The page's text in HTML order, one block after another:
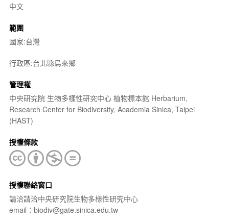
中文
範圍
國家:台灣
行政區:台北縣烏來鄉
管理權
中央研究院 生物多樣性研究中心 植物標本館 Herbarium,
Research Center for Biodiversity, Academia Sinica, Taipei
(HAST)
授權條款
授權聯絡窗口
請洽請洽中央研究院生物多樣性研究中心
email：biodiv@gate.sinica.edu.tw